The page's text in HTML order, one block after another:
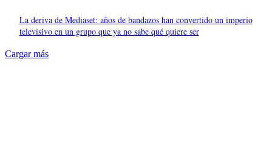
La deriva de Mediaset: años de bandazos han convertido un imperio
televisivo en un grupo que ya no sabe qué quiere ser
Cargar más